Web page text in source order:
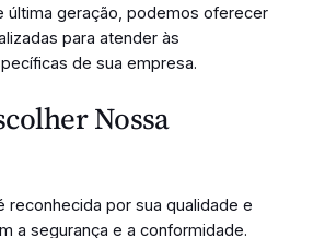
última geração, podemos oferecer
para atender às
de sua empresa.
Nossa
reconhecida por sua qualidade e
a segurança e a conformidade.